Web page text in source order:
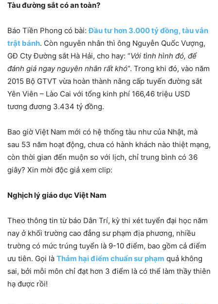
Tàu đường sắt có an toàn?
Báo Tiền Phong có bài:Đầu tư hơn 3.000 tỷ đồng, tàu vẫn
trật bánh. Còn nguyên nhân thì ông Nguyễn Quốc Vượng,
GĐ Cty Đường sắt Hà Hải, cho hay: “Với tình hình đó, để
đánh giá ngay nguyên nhân rất khó“. Trong khi đó, vào năm
2015 Bộ GTVT vừa hoàn thành nâng cấp tuyến đường sắt
Yên Viên – Lào Cai với tổng kinh phí 166,46 triệu USD
tương đương 3.434 tỷ đồng.
Bao giờ Việt Nam mới có hệ thống tàu như của Nhật, mà
sau 53 năm hoạt động, chưa có hành khách nào thiệt mạng,
còn thời gian đến muộn so với lịch, chỉ trung bình có 36
giây? Xin mời độc giả xem clip:
Nghịch lý giáo dục Việt Nam
Theo thông tin từ báo Dân Trí, kỳ thi xét tuyển đại học năm
nay ở khối trường cao đẳng sư phạm địa phương, nhiều
trường có mức trúng tuyển là 9-10 điểm, bao gồm cả điểm
ưu tiên. Gọi là Thảm hại điểm chuẩn sư phạm quả không
sai, bởi mỗi môn chỉ đạt hơn 3 điểm là có thể làm thầy thiên
hạ được rồi!